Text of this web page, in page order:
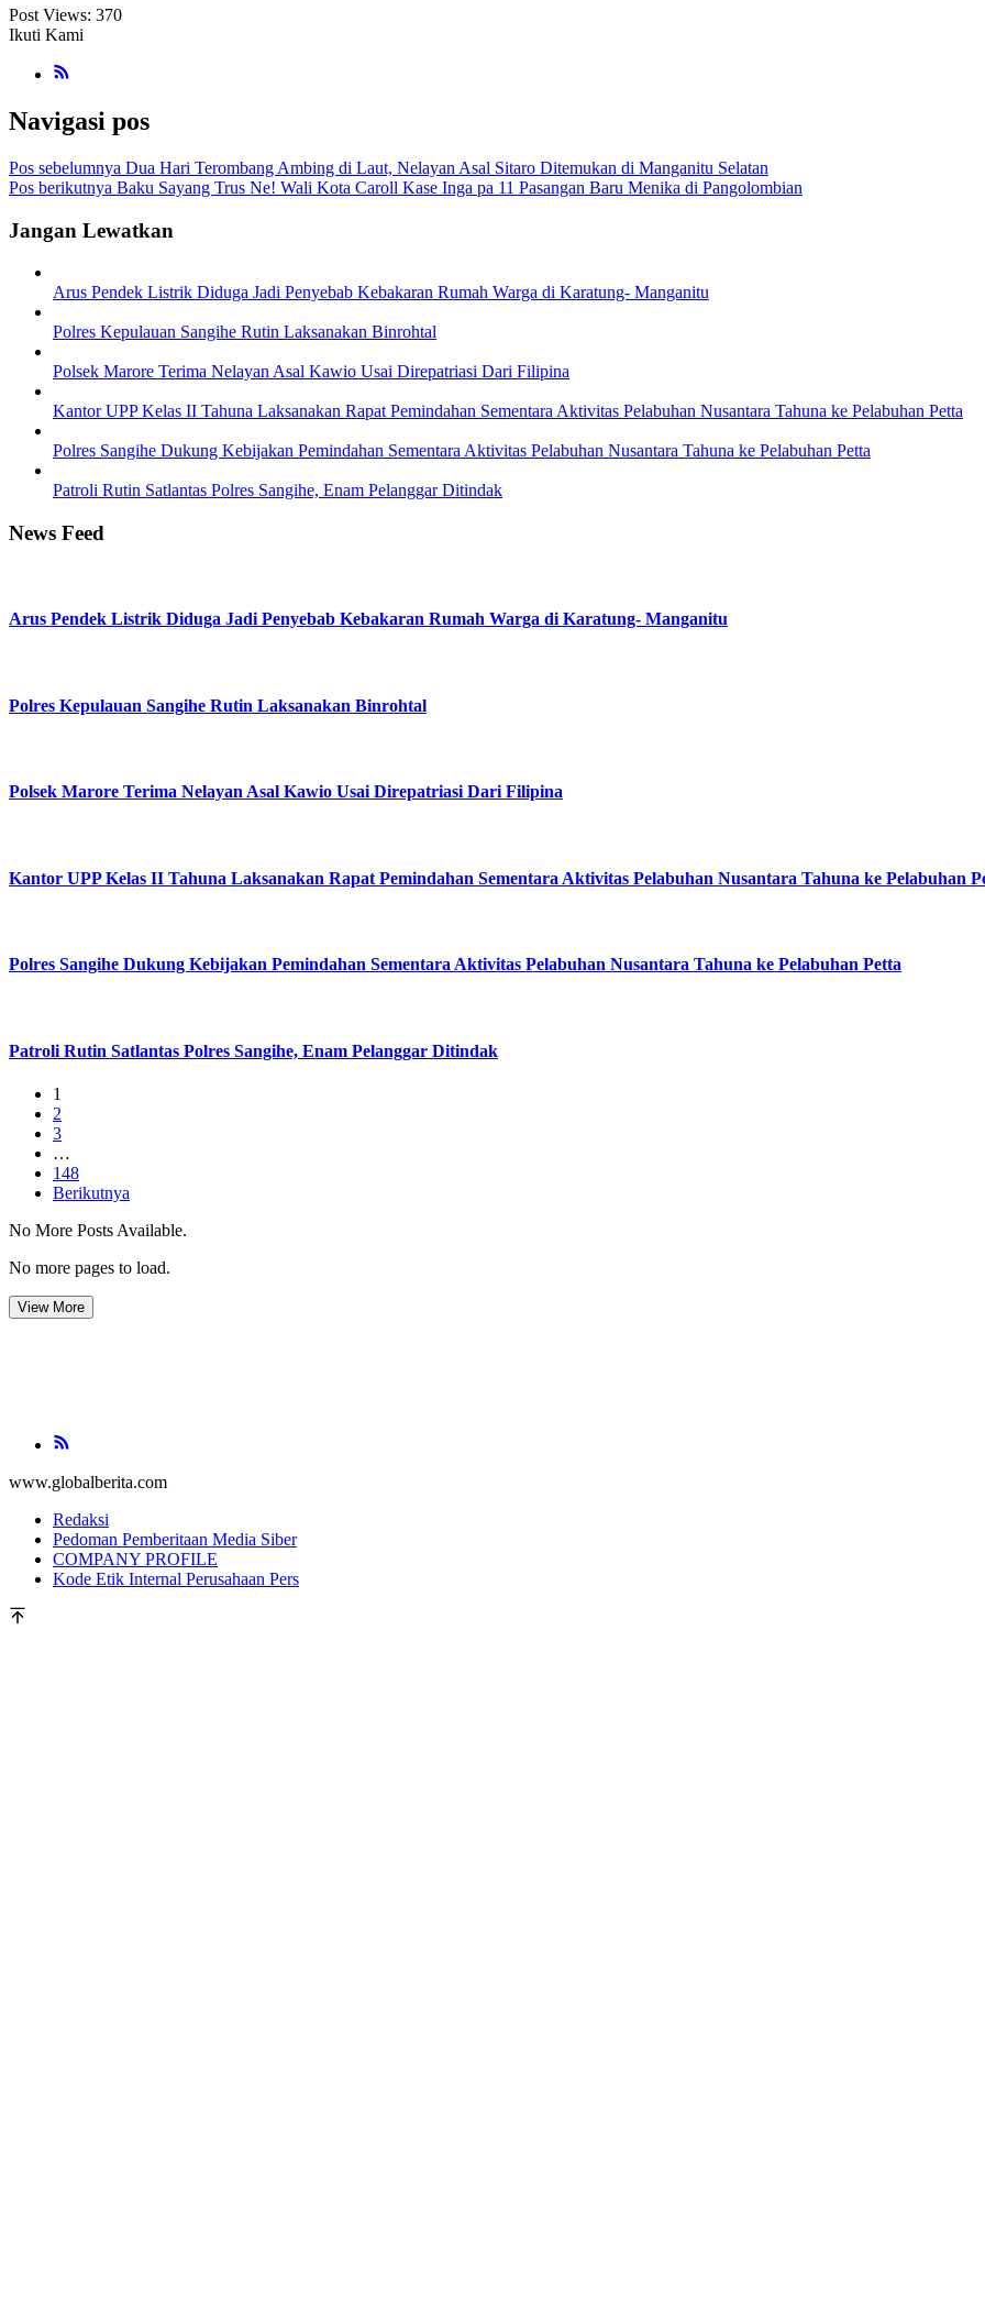
Post Views: 370
Ikuti Kami
Navigasi pos
Pos sebelumnya Dua Hari Terombang Ambing di Laut, Nelayan Asal Sitaro Ditemukan di Manganitu Selatan
Pos berikutnya Baku Sayang Trus Ne! Wali Kota Caroll Kase Inga pa 11 Pasangan Baru Menika di Pangolombian
Jangan Lewatkan
Arus Pendek Listrik Diduga Jadi Penyebab Kebakaran Rumah Warga di Karatung- Manganitu
Polres Kepulauan Sangihe Rutin Laksanakan Binrohtal
Polsek Marore Terima Nelayan Asal Kawio Usai Direpatriasi Dari Filipina
Kantor UPP Kelas II Tahuna Laksanakan Rapat Pemindahan Sementara Aktivitas Pelabuhan Nusantara Tahuna ke Pelabuhan Petta
Polres Sangihe Dukung Kebijakan Pemindahan Sementara Aktivitas Pelabuhan Nusantara Tahuna ke Pelabuhan Petta
Patroli Rutin Satlantas Polres Sangihe, Enam Pelanggar Ditindak
News Feed
Arus Pendek Listrik Diduga Jadi Penyebab Kebakaran Rumah Warga di Karatung- Manganitu
Polres Kepulauan Sangihe Rutin Laksanakan Binrohtal
Polsek Marore Terima Nelayan Asal Kawio Usai Direpatriasi Dari Filipina
Kantor UPP Kelas II Tahuna Laksanakan Rapat Pemindahan Sementara Aktivitas Pelabuhan Nusantara Tahuna ke Pelabuhan
Polres Sangihe Dukung Kebijakan Pemindahan Sementara Aktivitas Pelabuhan Nusantara Tahuna ke Pelabuhan Petta
Patroli Rutin Satlantas Polres Sangihe, Enam Pelanggar Ditindak
1
2
3
…
148
Berikutnya
No More Posts Available.
No more pages to load.
View More
www.globalberita.com
Redaksi
Pedoman Pemberitaan Media Siber
COMPANY PROFILE
Kode Etik Internal Perusahaan Pers